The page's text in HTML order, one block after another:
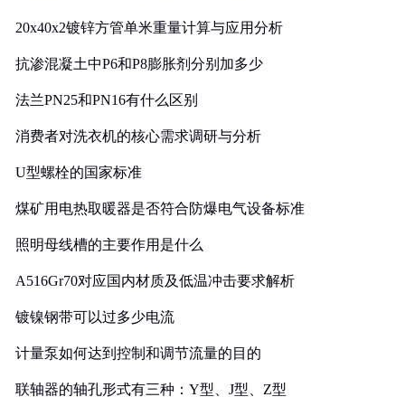
20x40x2镀锌方管单米重量计算与应用分析
抗渗混凝土中P6和P8膨胀剂分别加多少
法兰PN25和PN16有什么区别
消费者对洗衣机的核心需求调研与分析
U型螺栓的国家标准
煤矿用电热取暖器是否符合防爆电气设备标准
照明母线槽的主要作用是什么
A516Gr70对应国内材质及低温冲击要求解析
镀镍钢带可以过多少电流
计量泵如何达到控制和调节流量的目的
联轴器的轴孔形式有三种：Y型、J型、Z型